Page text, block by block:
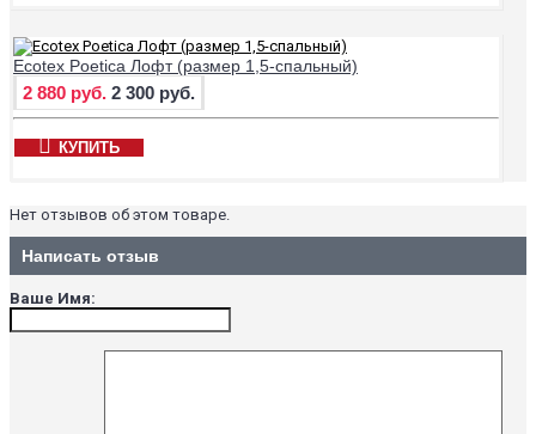
Ecotex Poetica Лофт (размер 1,5-спальный)
2 880 руб. 2 300 руб.
КУПИТЬ
Нет отзывов об этом товаре.
Написать отзыв
Ваше Имя: